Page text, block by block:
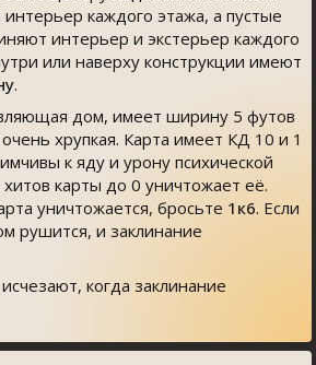
каждого этажа, а пустые
интерьер и экстерьер каждого
или наверху конструкции имеют
.
дом, имеет ширину 5 футов
хрупкая. Карта имеет КД 10 и 1
к яду и урону психической
карты до 0 уничтожает её.
уничтожается, бросьте 1к6. Если
рушится, и заклинание
когда заклинание